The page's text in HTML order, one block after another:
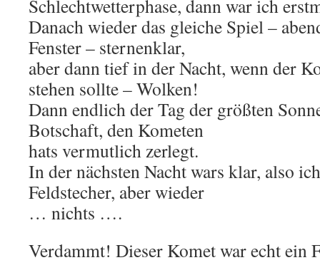
Schlechtwetterphase, dann war ich
Danach wieder das gleiche Spiel –
Fenster – sternenklar,
aber dann tief in der Nacht, wenn der
stehen sollte – Wolken!
Dann endlich der Tag der größten
Botschaft, den Kometen
hats vermutlich zerlegt.
In der nächsten Nacht wars klar, also
Feldstecher, aber wieder
… nichts ….
Verdammt! Dieser Komet war echt ein